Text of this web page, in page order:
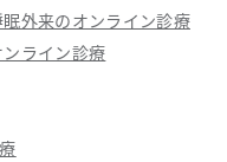
眠外来のオンライン診療
ライン診療